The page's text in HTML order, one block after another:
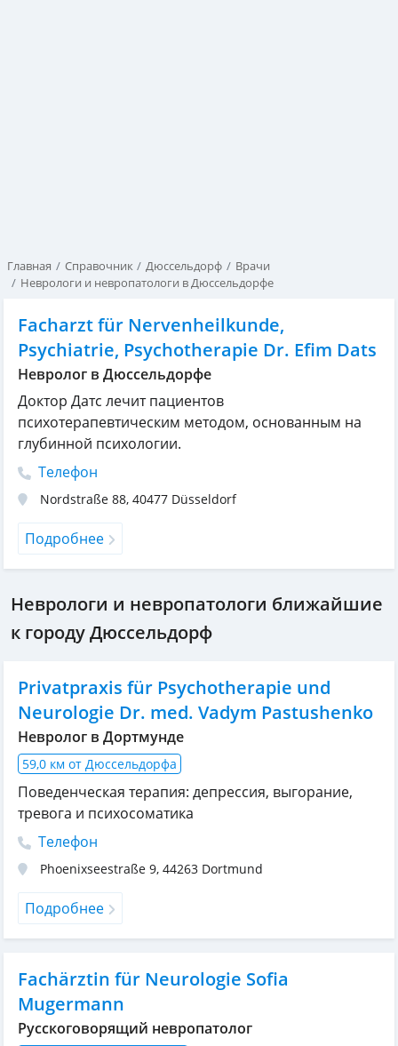
Главная Справочник Дюссельдорф
Врачи
Неврологи и невропатологи в Дюссельдорфе
Facharzt für Nervenheilkunde,
Psychiatrie, Psychotherapie Dr. Efim Dats
Невролог в Дюссельдорфе
Доктор Датс лечит пациентов
психотерапевтическим методом, основанным на
глубинной психологии.
Телефон
Nordstraße 88, 40477 Düsseldorf
Подробнее
Неврологи и невропатологи ближайшие
к городу Дюссельдорф
Privatpraxis für Psychotherapie und
Neurologie Dr. med. Vadym Pastushenko
Невролог в Дортмунде
59,0 км от Дюссельдорфа
Поведенческая терапия: депрессия, выгорание,
тревога и психосоматика
Телефон
Phoenixseestraße 9, 44263 Dortmund
Подробнее
Fachärztin für Neurologie Sofia
Mugermann
Русскоговорящий невропатолог